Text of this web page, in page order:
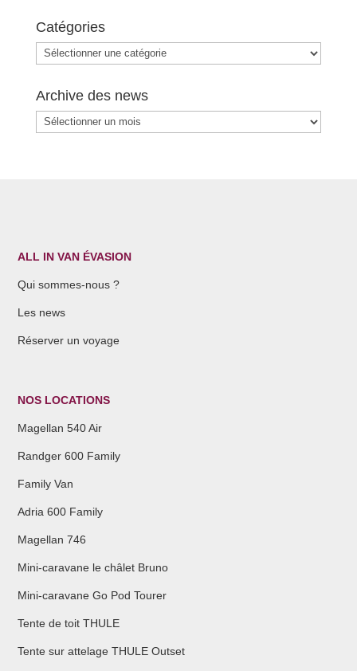
Catégories
Catégories
Archive des news
Archive
ALL IN VAN ÉVASION
Qui sommes-nous ?
Les news
Réserver un voyage
NOS LOCATIONS
Magellan 540 Air
Randger 600 Family
Family Van
Adria 600 Family
Magellan 746
Mini-caravane le châlet Bruno
Mini-caravane Go Pod Tourer
Tente de toit THULE
Tente sur attelage THULE Outset